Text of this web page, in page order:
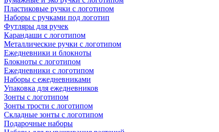
Пластиковые ручки с логотипом
Наборы с ручками под логотип
Футляры для ручек
Карандаши с логотипом
Металлические ручки с логотипом
Ежедневники и блокноты
Блокноты с логотипом
Ежедневники с логотипом
Наборы с ежедневниками
Упаковка для ежедневников
Зонты с логотипом
Зонты трости с логотипом
Складные зонты с логотипом
Подарочные наборы